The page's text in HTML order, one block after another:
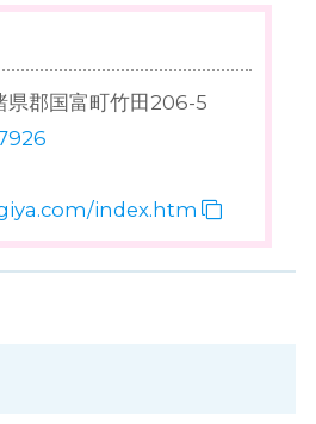
県郡国富町竹田206-5
index.htm